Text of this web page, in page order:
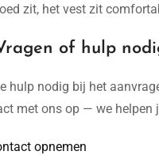
zit, het vest zit
of hulp
hulp nodig bij het
met ons op — we helpen
opnemen